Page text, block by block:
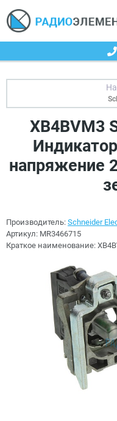
XB4BVM3 Schneider Electric
напряжение
Производитель: Schneider
Артикул: MR3466715
Краткое наименование: